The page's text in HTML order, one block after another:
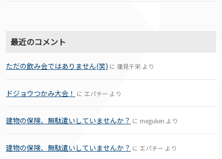
最近のコメント
ただの飲み会ではありません(笑) に 蓮見千栄 より
ドジョウつかみ大会！ に エパチー より
建物の保険、無駄遣いしていませんか？ に meguken より
建物の保険、無駄遣いしていませんか？ に エパチー より